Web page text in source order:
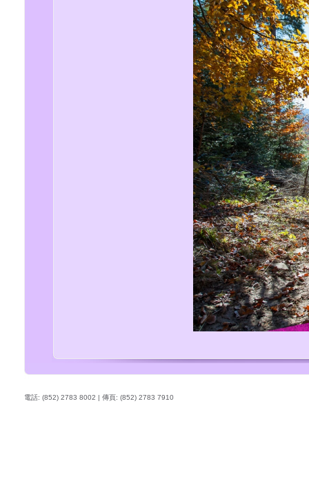
電話: (852) 2783 8002 | 傳頁: (852) 2783 7910